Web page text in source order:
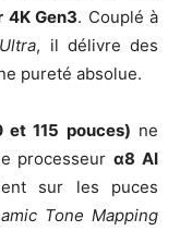
4K Gen3. Couplé à
, il délivre des
pureté absolue.
et 115 pouces) ne
processeurα8 AI
sur les puces
Tone Mapping